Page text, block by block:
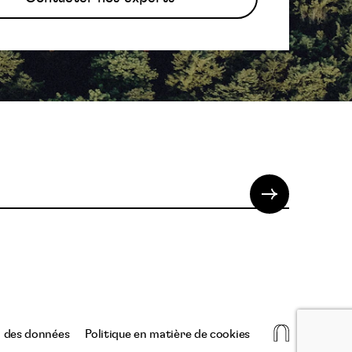
données Politique en matière de cookies
La
niche